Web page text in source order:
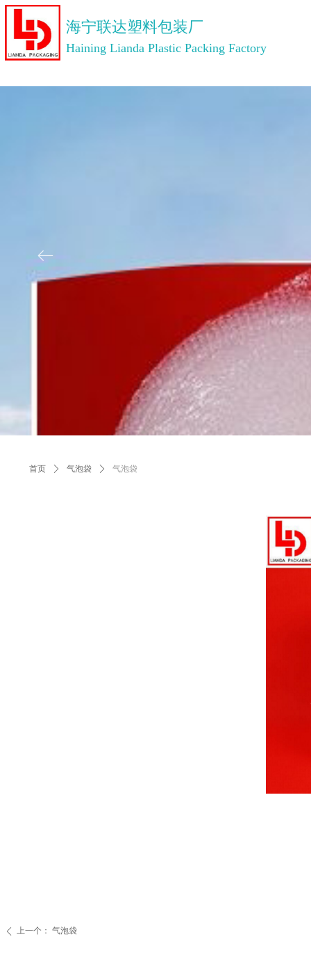
海宁联达塑料包装厂
Haining Lianda Plastic Packing Factory
ꂃ
首页 ꄲ 气泡袋 ꄲ 气泡袋
ꄴ 上一个： 气泡袋